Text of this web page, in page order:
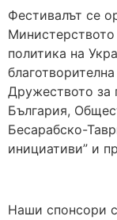
Фестивалът се
политика на
Дружеството за
България,
Бесарабско-
инициативи” и
Наши спонсори